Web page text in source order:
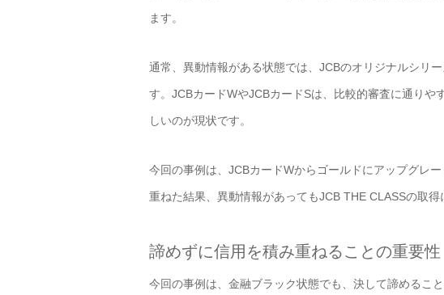
ます。
通常、異動情報がある状態では、JCBのオリジナルシリ
す。JCBカードWやJCBカードSは、比較的審査に通り
しいのが現状です。
今回の事例は、JCBカードWからゴールドにアップグレ
重ねた結果、異動情報があってもJCB THE CLASSの取得
諦めずに信用を積み重ねることの重要性
今回の事例は、金融ブラック状態でも、決して諦めるこ